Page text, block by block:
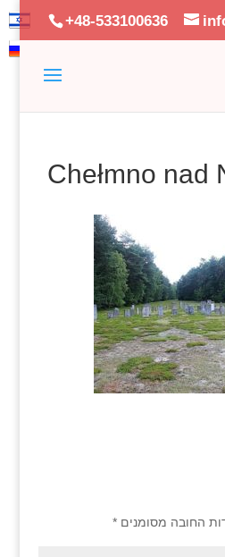
+48-533100636
Chełmno nad
החובה מסומנים *